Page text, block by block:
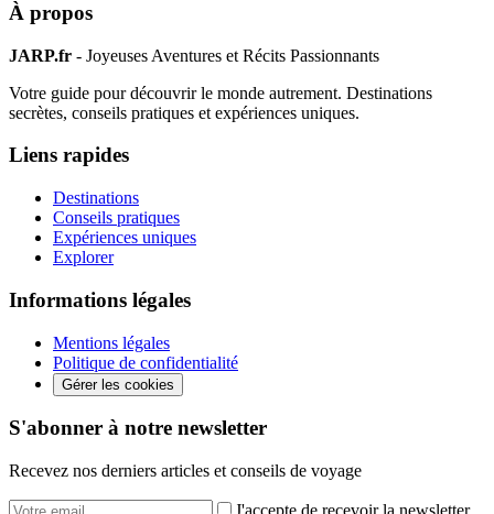
À propos
JARP.fr - Joyeuses Aventures et Récits Passionnants
Votre guide pour découvrir le monde autrement. Destinations
secrètes, conseils pratiques et expériences uniques.
Liens rapides
Destinations
Conseils pratiques
Expériences uniques
Explorer
Informations légales
Mentions légales
Politique de confidentialité
Gérer les cookies
S'abonner à notre newsletter
Recevez nos derniers articles et conseils de voyage
J'accepte de recevoir la newsletter